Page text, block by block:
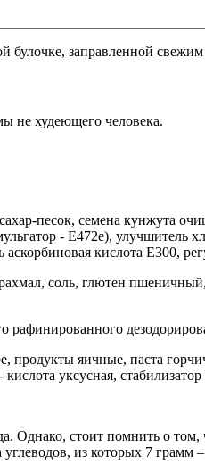
булочке, заправленной
не худеющего человека.
песок, семена кунжута
- Е472е), улучшитель
кислота Е300,
соль, глютен
рафинированного
продукты яичные, паста
уксусная,
Однако, стоит помнить о
из которых 7 грамм –